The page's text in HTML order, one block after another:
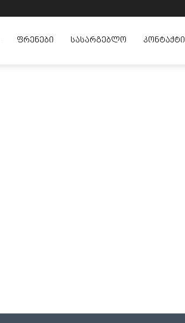
ᲤᲠᲔᲜᲔᲑᲘ ᲡᲐᲡᲐᲠᲒᲔᲑᲚᲝ ᲙᲝᲜᲢᲐᲥᲢᲘ